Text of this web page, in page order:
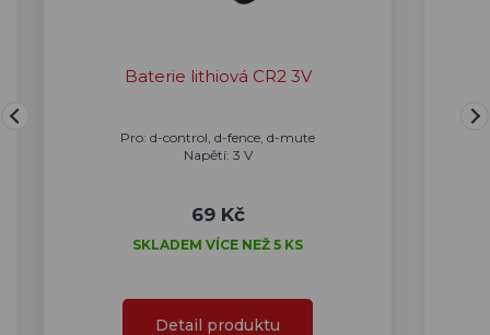
Baterie lithiová CR2 3V
Pro: d-control, d-fence, d-mute
Napětí: 3 V
69 Kč
SKLADEM VÍCE NEŽ 5 KS
Detail produktu